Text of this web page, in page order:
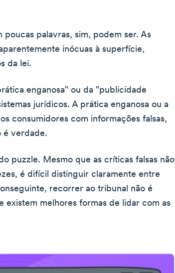
poucas palavras, sim, podem ser. As
inócuas à superfície,
da lei.
enganosa" ou da "publicidade
jurídicos. A prática enganosa ou a
consumidores com informações falsas,
é verdade.
puzzle. Mesmo que as críticas falsas não
é difícil distinguir claramente entre
recorrer ao tribunal não é
existem melhores formas de lidar com as